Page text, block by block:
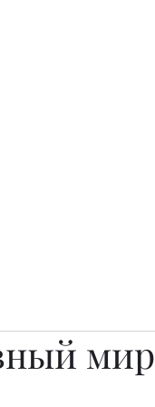
мир